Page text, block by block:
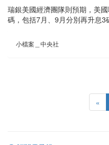
瑞銀美國經濟團隊則預期，美
碼，包括7月、9月分別再升息3
小檔案＿中央社
«